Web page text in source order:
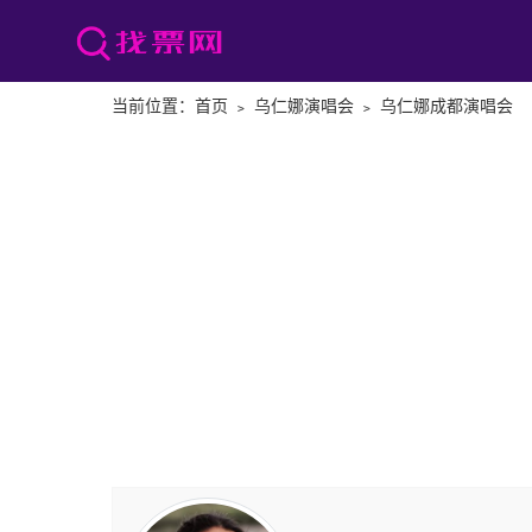
当前位置： 首页 ﹥ 乌仁娜演唱会 ﹥ 乌仁娜成都演唱会